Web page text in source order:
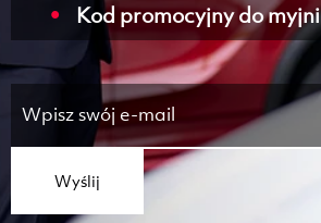
Kod promocyjny do myjni
Wyślij